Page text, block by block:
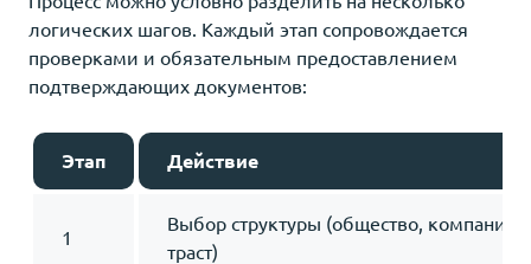
логических шагов. Каждый этап сопровождается
проверками и обязательным предоставлением
подтверждающих документов:
Этап Действие
1
Выбор структуры (общество, компания
траст)